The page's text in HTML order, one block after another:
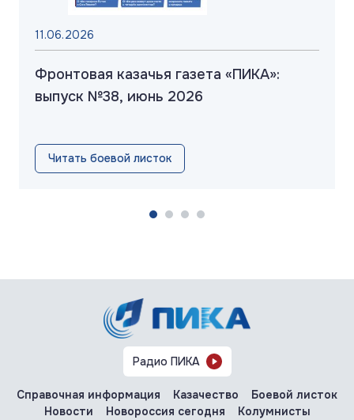
11.06.2026
Фронтовая казачья газета «ПИКА»:
выпуск №38, июнь 2026
Читать боевой листок
Радио ПИКА
Справочная информация Казачество
Боевой листок
Новости
Новороссия сегодня
Колумнисты